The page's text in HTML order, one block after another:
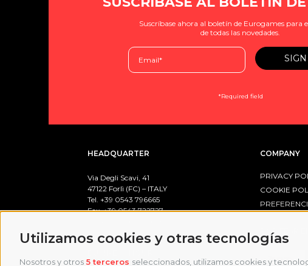
Utilizamos cookies y otras tecnologías
Nosotros y otros 5 terceros seleccionados, utilizamos cookies y
Suscríbase ahora al boletín de Eurogames para
de todas las novedades.
*Required field
HEADQUARTER
Via Degli Scavi, 41
47122 Forlì (FC) – ITALY
Tel. +39 0543 796665
Fax. +39 0543 722727
COMPANY
PRIVACY
COOKIE
POR FESR